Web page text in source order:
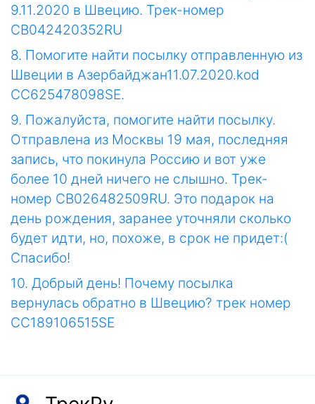
9.11.2020 в Швецию. Трек-номер
CB042420352RU
8. Помогите найти посылку отправленную из
Швеции в Азербайджан11.07.2020.kod
CC625478098SE.
9. Пожалуйста, помогите найти посылку.
Отправлена из Москвы 19 мая, последняя
запись, что покинула Россию и вот уже
более 10 дней ничего не слышно. Трек-
номер CB026482509RU. Это подарок на
день рождения, заранее уточняли сколько
будет идти, но, похоже, в срок не придет:(
Спасибо!
10. Добрый день! Почему посылка
вернулась обратно в Швецию? трек номер
CC189106515SE